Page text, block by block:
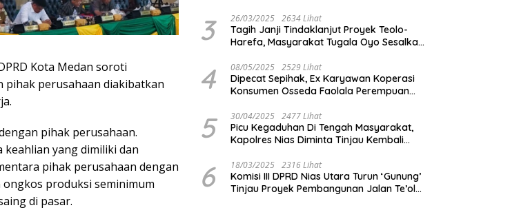
Kota Medan soroti
pihak perusahaan diakibatkan
pihak perusahaan.
keahlian yang dimiliki dan
pihak perusahaan dengan
produksi seminimum
di pasar.
3 26/03/2025 2634 Lihat
Tagih Janji Tindaklanjut Proyek Teolo-
Harefa, Masyarakat Tugala Oyo Sesalkan
Utara
4 08/05/2025 2529 Lihat
Dipecat Sepihak, Ex Karyawan Koperasi
Konsumen Osseda Faolala Perempuan
5 30/04/2025 2477 Lihat
Picu Kegaduhan Di Tengah Masyarakat,
Kapolres Nias Diminta Tinjau Kembali
6 18/03/2025 2316 Lihat
Komisi III DPRD Nias Utara Turun ‘Gunung’
Tinjau Proyek Pembangunan Jalan Te’olo